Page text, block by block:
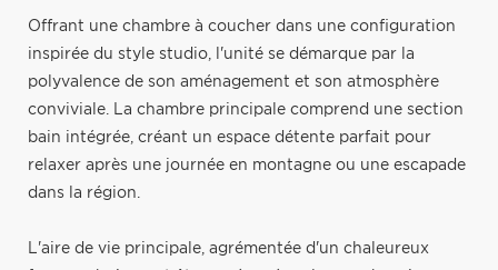
Offrant une chambre à coucher dans une configuration
inspirée du style studio, l'unité se démarque par la
polyvalence de son aménagement et son atmosphère
conviviale. La chambre principale comprend une section
bain intégrée, créant un espace détente parfait pour
relaxer après une journée en montagne ou une escapade
dans la région.
L'aire de vie principale, agrémentée d'un chaleureux